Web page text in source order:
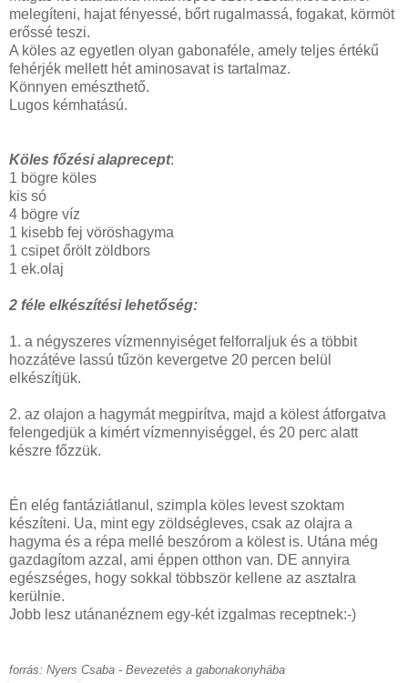
melegíteni, hajat fényessé, bőrt rugalmassá, fogakat, körmöt
erőssé teszi.
A köles az egyetlen olyan gabonaféle, amely teljes értékű
fehérjék mellett hét aminosavat is tartalmaz.
Könnyen emészthető.
Lugos kémhatású.
Köles főzési alaprecept:
1 bögre köles
kis só
4 bögre víz
1 kisebb fej vöröshagyma
1 csipet őrölt zöldbors
1 ek.olaj
2 féle elkészítési lehetőség:
1. a négyszeres vízmennyiséget felforraljuk és a többit
hozzátéve lassú tűzön kevergetve 20 percen belül
elkészítjük.
2. az olajon a hagymát megpirítva, majd a kölest átforgatva
felengedjük a kimért vízmennyiséggel, és 20 perc alatt
készre főzzük.
Én elég fantáziátlanul, szimpla köles levest szoktam
készíteni. Ua, mint egy zöldségleves, csak az olajra a
hagyma és a répa mellé beszórom a kölest is. Utána még
gazdagítom azzal, ami éppen otthon van. DE annyira
egészséges, hogy sokkal többször kellene az asztalra
kerülnie.
Jobb lesz utánanéznem egy-két izgalmas receptnek:-)
forrás: Nyers Csaba - Bevezetés a gabonakonyhába